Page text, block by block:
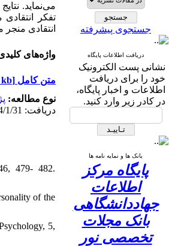
جستجوی پیشرفته
دریافت اطلاعات پایگاه
نشانی پست الکترونیک
خود را برای دریافت
اطلاعات و اخبار پایگاه،
در کادر زیر وارد کنید.
بانک ها و نمایه نامه ها
پایگاه مرکز
اطلاعات
جهاددانشگاهی
بانک مجلات
تخصصی نور
مینماید.
تفکر
انتقادی منجر
واژه‌های
متن کامل [PDF 649 kb]
نوع مطالعه:
دریافت: 1394/1/31 | ویرایش نهایی: 1397/6/13 | پذیرش: 1394/7/26 | انتشار: 1396/8/9 | انتشار الکترونیک: 1396/8/9
479- 482.
of the
5,